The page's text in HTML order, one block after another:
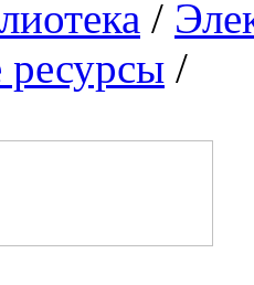
/
ресурсы /